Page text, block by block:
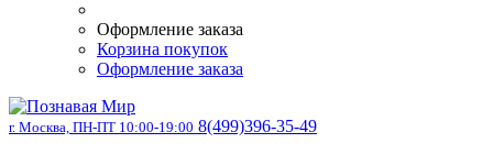
Оформление заказа
Корзина покупок
Оформление заказа
г. Москва, ПН-ПТ 10:00-19:00 8(499)396-35-49